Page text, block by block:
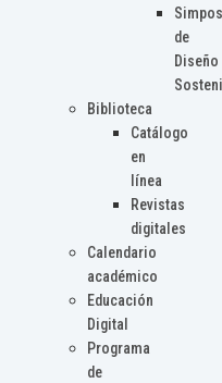
de
Diseño
Biblioteca
Catálogo
en
línea
Revistas
digitales
Calendario
académico
Educación
Digital
Programa
de